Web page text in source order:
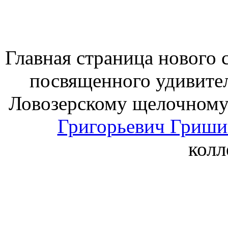
Главная страница нового
посвященного
Ловозерскому
Григорьевич